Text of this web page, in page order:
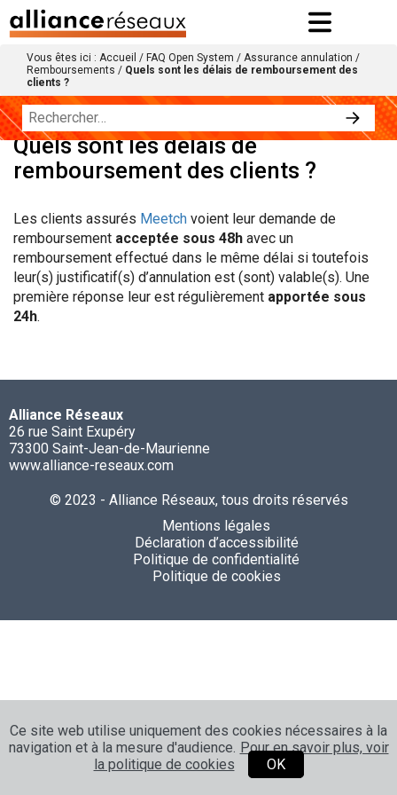
Vous êtes ici : Accueil / FAQ Open System / Assurance annulation /
Remboursements / Quels sont les délais de remboursement des
clients ?
Quels sont les délais de
remboursement des clients ?
Les clients assurés Meetch voient leur demande de
remboursement acceptée sous 48h avec un
remboursement effectué dans le même délai si toutefois
leur(s) justificatif(s) d’annulation est (sont) valable(s). Une
première réponse leur est régulièrement apportée sous
24h.
Alliance Réseaux
26 rue Saint Exupéry
73300 Saint-Jean-de-Maurienne
www.alliance-reseaux.com
© 2023 - Alliance Réseaux, tous droits réservés
Mentions légales
Déclaration d’accessibilité
Politique de confidentialité
Politique de cookies
Ce site web utilise uniquement des cookies nécessaires à la
navigation et à la mesure d'audience. Pour en savoir plus, voir
la politique de cookies
OK